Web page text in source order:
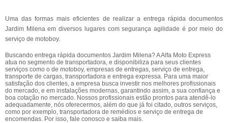
Uma das formas mais eficientes de realizar a entrega rápida documentos
Jardim Milena em diversos lugares com segurança agilidade é por meio do
serviço de motoboy.
Buscando entrega rápida documentos Jardim Milena? A Alfa Moto Express
atua no segmento de transportadora, e disponibiliza para seus clientes
serviços como o de motoboy, empresas de entregas, serviço de entrega,
transporte de cargas, transportadora e entrega expressa. Para uma maior
satisfação dos clientes, a empresa busca investir nos melhores profissionais
do mercado, e em instalações modernas, garantindo assim, a sua confiança e
boa cotação no mercado. Nossos profissionais estão prontos para atendê-lo
adequadamente, nós oferecermos, além do que já foi citado, outros serviços,
como por exemplo, transportadora de remédios e serviço de entrega de
encomendas. Por isso, fale conosco e saiba mais.